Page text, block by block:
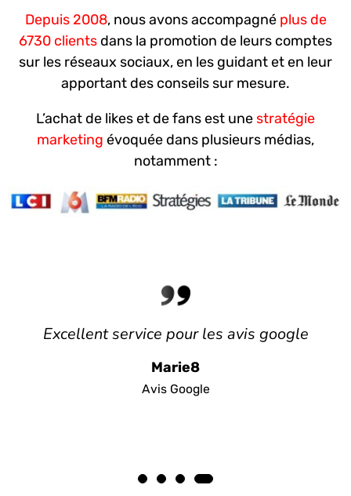
Depuis 2008, nous avons accompagné plus de
6730 clientsdans la promotion de leurs comptes
sur les réseaux sociaux, en les guidant et en leur
apportant des conseils sur mesure.
L’achat de likes et de fans est une stratégie
marketing évoquée dans plusieurs médias,
notamment :
Excellent service pour les avis google
Marie8
Avis Google